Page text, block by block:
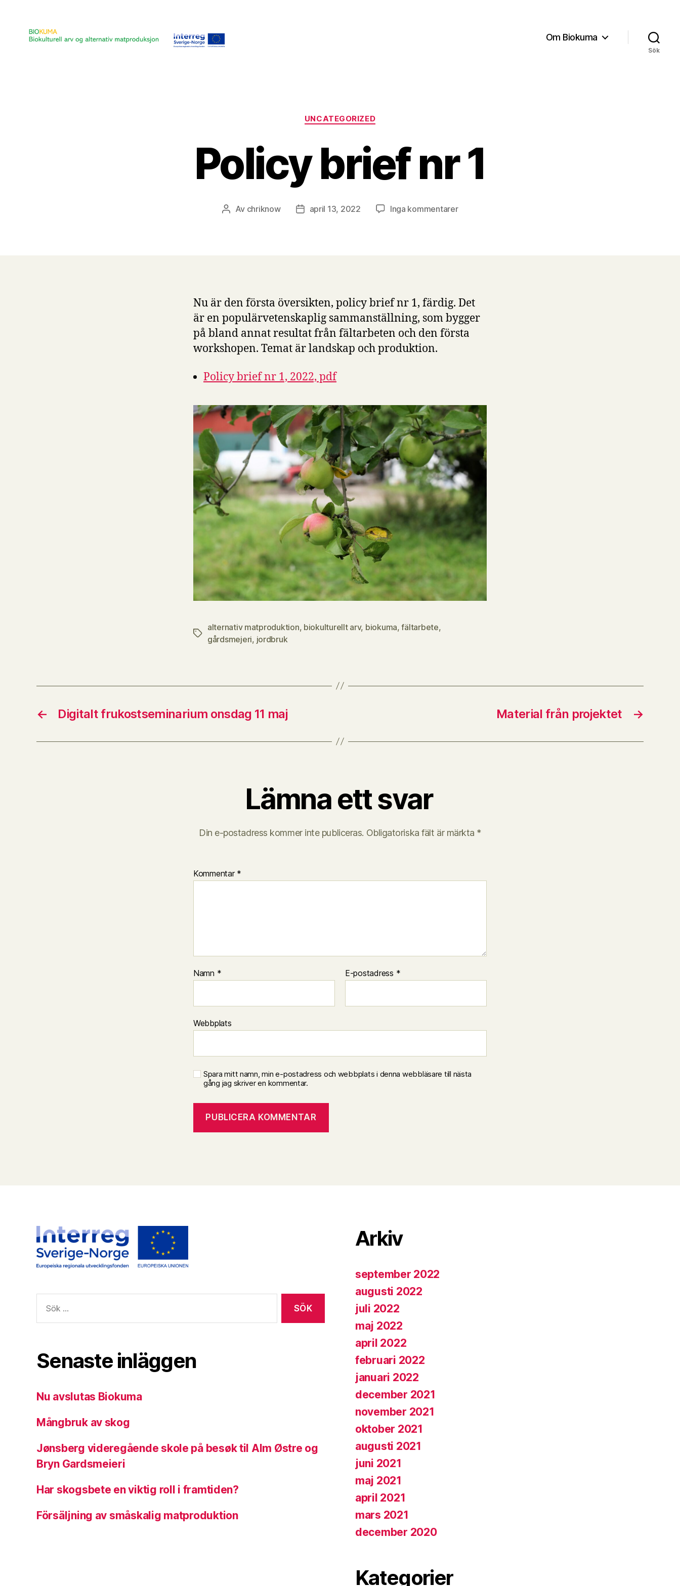
Om Biokuma
Sök
Kategorier
UNCATEGORIZED
Policy brief nr 1
Inläggsförfattare
Av chriknow Inläggsdatum
april 13, 2022 Inga kommentarertill
Nu är den första översikten, policy brief nr 1, färdig. Det
är en populärvetenskaplig sammanställning, som bygger
på bland annat resultat från fältarbeten och den första
workshopen. Temat är landskap och produktion.
Policy brief nr 1, 2022, pdf
Etiketter
alternativ matproduktion, biokulturellt arv, biokuma,fältarbete,
gårdsmejeri, jordbruk
← Digitalt frukostseminarium onsdag 11 maj →
Material från projektet
Lämna ett svar
Din e-postadress kommer inte publiceras. Obligatoriska fält är märkta *
Kommentar *
Namn * E-postadress *
Webbplats
Spara mitt namn, min e-postadress och webbplats i denna webbläsare till nästa
gång jag skriver en kommentar.
efter:
Senaste inläggen
Nu avslutas Biokuma
Mångbruk av skog
Jønsberg videregående skole på besøk til Alm Østre og
Bryn Gardsmeieri
Har skogsbete en viktig roll i framtiden?
Försäljning av småskalig matproduktion
Arkiv
september 2022
augusti 2022
juli 2022
maj 2022
april 2022
februari 2022
januari 2022
december 2021
november 2021
oktober 2021
augusti 2021
juni 2021
maj 2021
april 2021
mars 2021
december 2020
Kategorier